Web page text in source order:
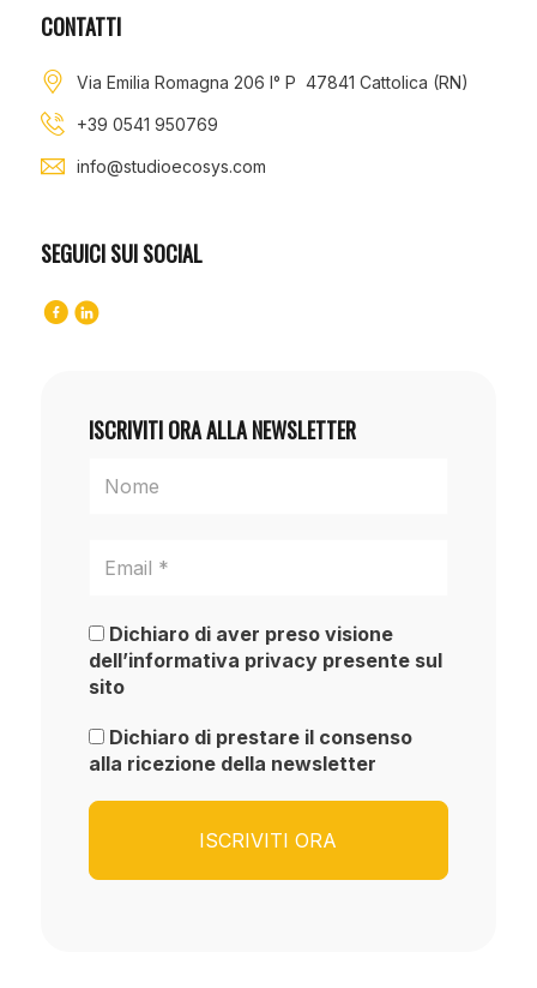
CONTATTI
Via Emilia Romagna 206 I° P 47841 Cattolica (RN)
+39 0541 950769
info@studioecosys.com
SEGUICI SUI SOCIAL
ISCRIVITI ORA ALLA NEWSLETTER
Dichiaro di aver preso visione
dell’informativa privacy presente sul
sito
Dichiaro di prestare il consenso
alla ricezione della newsletter